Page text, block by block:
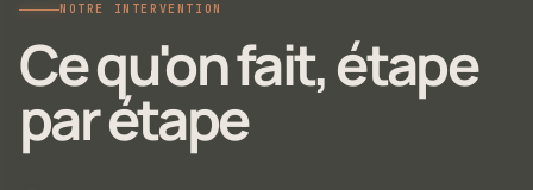
NOTRE INTERVENTION
Ce qu'on fait, étape
par étape